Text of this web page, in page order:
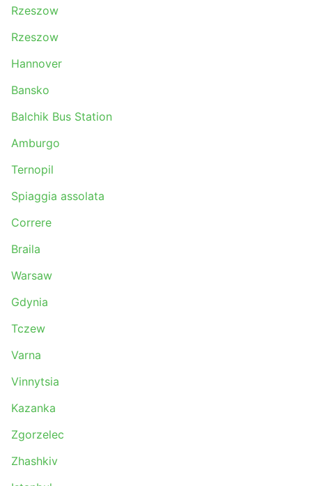
Rzeszow
Rzeszow
Hannover
Bansko
Balchik Bus Station
Amburgo
Ternopil
Spiaggia assolata
Correre
Braila
Warsaw
Gdynia
Tczew
Varna
Vinnytsia
Kazanka
Zgorzelec
Zhashkiv